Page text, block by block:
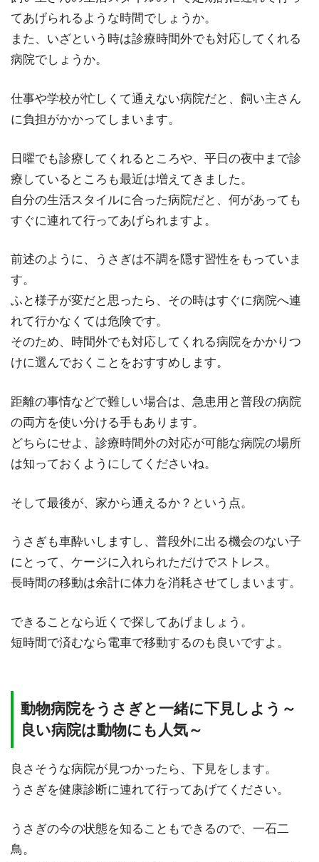
てあげられるような時間でしょうか。
また、いざという時は診療時間外でも対応してくれる
病院でしょうか。
仕事や学校が忙しくて通えない病院だと、飼い主さん
に負担がかかってしまいます。
日曜でも診療してくれるところや、平日の夜中まで診
療しているところも最近は増えてきました。
自分の生活スタイルに合った病院だと、何があっても
すぐに連れて行ってあげられますよ。
前述のように、うさぎは不調を隠す習性をもっていま
す。
ふと様子が変だと思ったら、その時はすぐに病院へ連
れて行かなくては危険です。
そのため、時間外でも対応してくれる病院をかかりつ
けに選んでおくことをおすすめします。
距離の事情などで難しい場合は、急患用と普段の病院
の両方を使い分ける手もあります。
どちらにせよ、診療時間外の対応が可能な病院の場所
は知っておくようにしてくださいね。
そして最後が、家から通えるか？という点。
うさぎも車酔いしますし、普段外に出る機会のない子
にとって、ケージに入れられただけでストレス。
長時間の移動は余計に体力を消耗させてしまいます。
できることなら近くで探してあげましょう。
短時間で済むなら電車で移動するのも良いですよ。
動物病院をうさぎと一緒に下見しよう～
良い病院は動物にも人気～
良さそうな病院が見つかったら、下見をします。
うさぎを健康診断に連れて行ってあげてください。
うさぎの今の状態を知ることもできるので、一石二
鳥。